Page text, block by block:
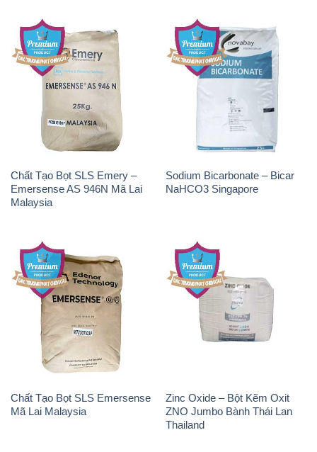
Chất Tạo Bọt SLS Emery –
Emersense AS 946N Mã Lai
Malaysia
Sodium Bicarbonate – Bicar
NaHCO3 Singapore
Chất Tạo Bọt SLS Emersense
Mã Lai Malaysia
Zinc Oxide – Bột Kẽm Oxit
ZNO Jumbo Bành Thái Lan
Thailand